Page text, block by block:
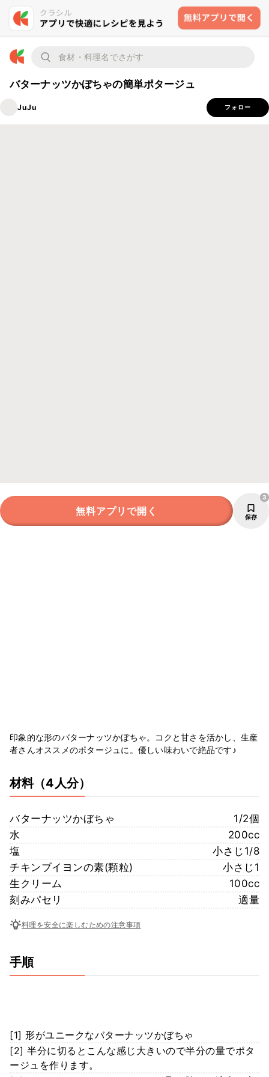
バターナッツかぼちゃの簡単ポタージュ
JuJu フォロー
無料アプリで開く 保存
3
印象的な形のバターナッツかぼちゃ。コクと甘さを活かし、生産
者さんオススメのポタージュに。優しい味わいで絶品です♪
材料（4人分）
バターナッツかぼちゃ
1/2個
水
200cc
塩
小さじ1/8
チキンブイヨンの素(顆粒)
小さじ1
生クリーム
100cc
刻みパセリ
適量
料理を安全に楽しむための注意事項
手順
[1] 形がユニークなバターナッツかぼちゃ
[2] 半分に切るとこんな感じ大きいので半分の量でポタ
ージュを作ります。